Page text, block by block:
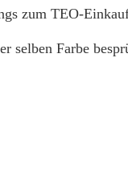
zum TEO-
selben Farbe